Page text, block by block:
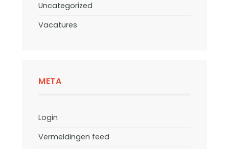
Uncategorized
Vacatures
META
Login
Vermeldingen feed